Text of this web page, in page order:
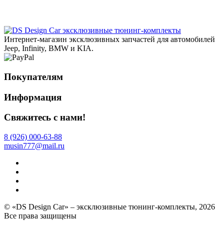
эксклюзивные тюнинг-комплекты
Интернет-магазин эксклюзивных запчастей для автомобилей
Jeep, Infinity, BMW и KIA.
Покупателям
Информация
Свяжитесь с нами!
8 (926) 000-63-88
musin777@mail.ru
© «DS Design Car» – эксклюзивные тюнинг-комплекты, 2026
Все права защищены